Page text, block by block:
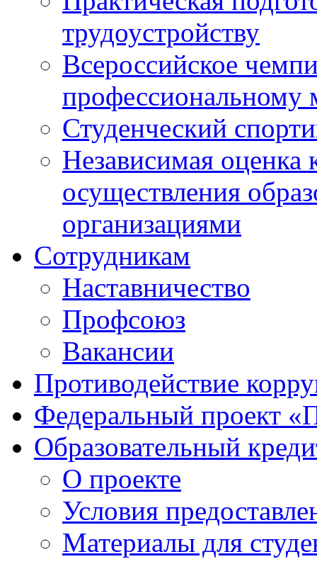
трудоустройству
Всероссийское
профессиональному
Студенческий
Независимая оценка
осуществления
организациями
Сотрудникам
Наставничество
Профсоюз
Вакансии
Противодействие
Федеральный проект
Образовательный
О проекте
Условия
Материалы для